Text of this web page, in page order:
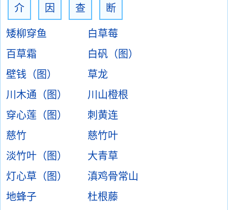
介
因
查
断
矮柳穿鱼
白草莓
百草霜
白矾（图）
壁钱（图）
草龙
川木通（图）
川山橙根
穿心莲（图）
刺黄连
慈竹
慈竹叶
淡竹叶（图）
大青草
灯心草（图）
滇鸡骨常山
地蜂子
杜根藤